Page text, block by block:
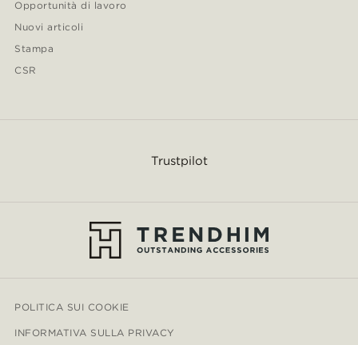
Opportunità di lavoro
Nuovi articoli
Stampa
CSR
Trustpilot
POLITICA SUI COOKIE
INFORMATIVA SULLA PRIVACY